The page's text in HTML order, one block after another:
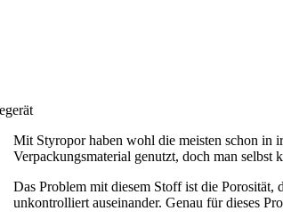
Mit Styropor haben wohl die meisten schon in
Verpackungsmaterial genutzt, doch man selbst
Das Problem mit diesem Stoff ist die Porosität,
unkontrolliert auseinander. Genau für dieses